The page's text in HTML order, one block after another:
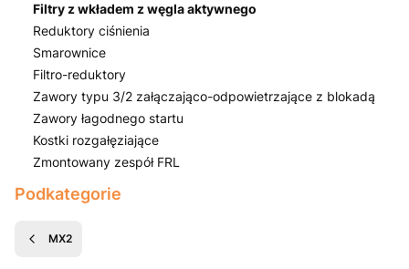
Filtry z wkładem z węgla aktywnego
Reduktory ciśnienia
Smarownice
Filtro-reduktory
Zawory typu 3/2 załączająco-odpowietrzające z blokadą
Zawory łagodnego startu
Kostki rozgałęziające
Zmontowany zespół FRL
Koniec menu
Podkategorie
MX2